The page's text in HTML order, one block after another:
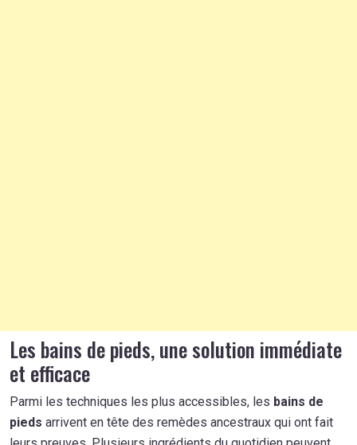
Les bains de pieds, une solution immédiate
et efficace
Parmi les techniques les plus accessibles, les bains de
pieds arrivent en tête des remèdes ancestraux qui ont fait